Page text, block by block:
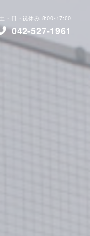
土・日・祝休み 8:00-17:00
042-527-1961